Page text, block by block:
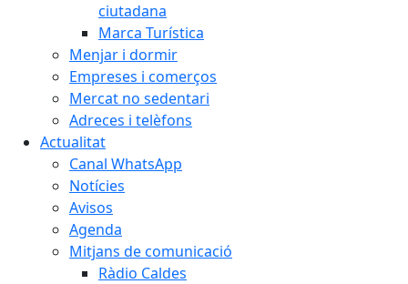
ciutadana
Marca Turística
Menjar i dormir
Empreses i comerços
Mercat no sedentari
Adreces i telèfons
Actualitat
Canal WhatsApp
Notícies
Avisos
Agenda
Mitjans de comunicació
Ràdio Caldes